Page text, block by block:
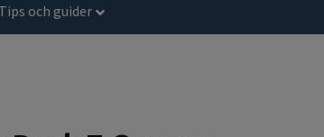
Tips och guider